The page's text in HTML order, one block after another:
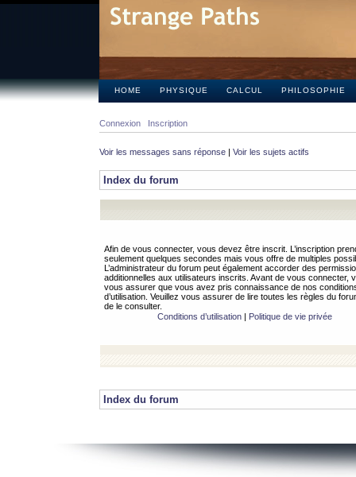
HOME PHYSIQUE CALCUL PHILOSOPHIE
Connexion Inscription
Voir les messages sans réponse | Voir les sujets actifs
Index du forum
Afin de vous connecter, vous devez être inscrit. L’inscription
seulement quelques secondes mais vous offre de multiples
L’administrateur du forum peut également accorder des
additionnelles aux utilisateurs inscrits. Avant de vous connecter,
vous assurer que vous avez pris connaissance de nos
d’utilisation. Veuillez vous assurer de lire toutes les règles du
de le consulter.
Conditions d’utilisation| Politique de vie privée
Index du forum